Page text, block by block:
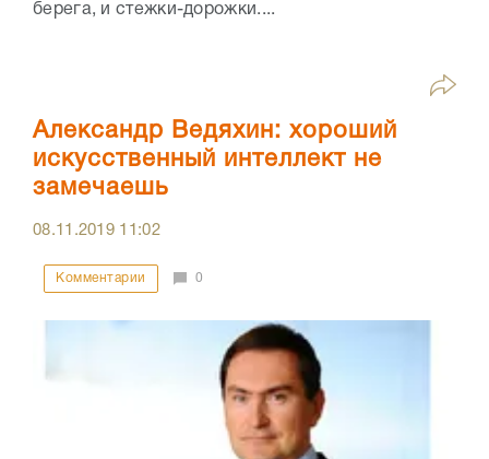
берега, и стежки-дорожки....
Александр Ведяхин: хороший
искусственный интеллект не
замечаешь
08.11.2019 11:02
Комментарии 0